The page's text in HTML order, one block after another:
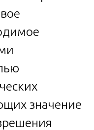
значение